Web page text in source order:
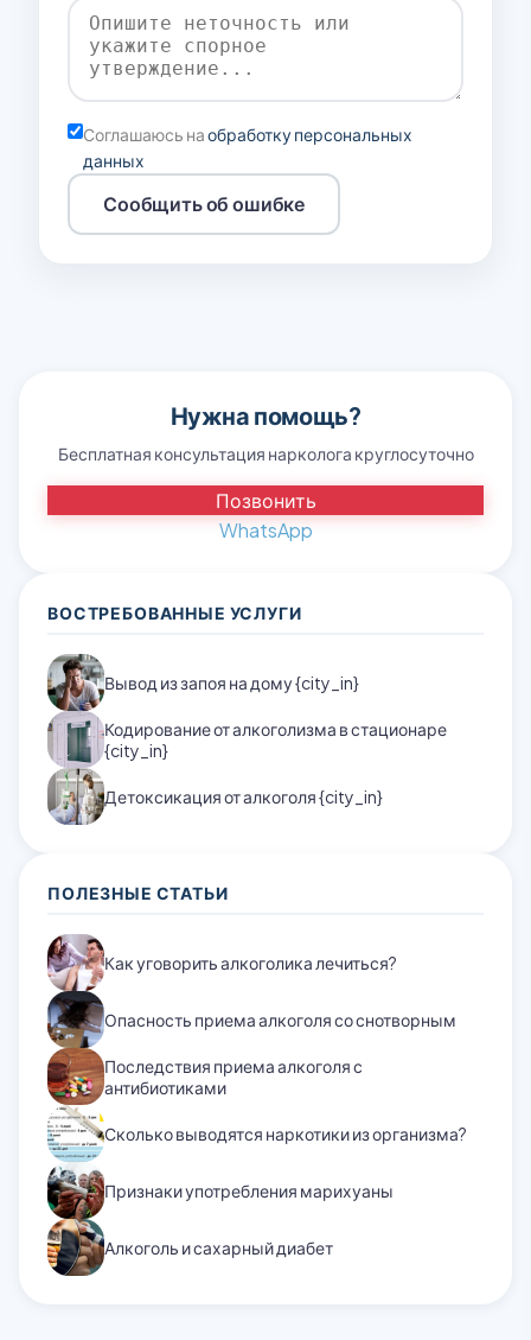
Соглашаюсь наобработку персональных
данных
Сообщить об ошибке
Нужна помощь?
Бесплатная консультация нарколога круглосуточно
Позвонить
WhatsApp
ВОСТРЕБОВАННЫЕ УСЛУГИ
Вывод из запоя на дому {city_in}
Кодирование от алкоголизма в стационаре
{city_in}
Детоксикация от алкоголя {city_in}
ПОЛЕЗНЫЕ СТАТЬИ
Как уговорить алкоголика лечиться?
Опасность приема алкоголя со снотворным
Последствия приема алкоголя с
антибиотиками
Сколько выводятся наркотики из организма?
Признаки употребления марихуаны
Алкоголь и сахарный диабет